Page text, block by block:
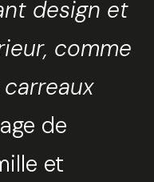
design et
comme
de
et